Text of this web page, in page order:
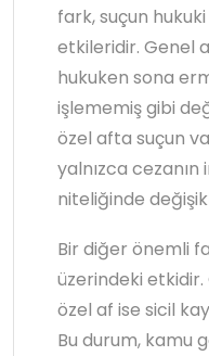
fark, suçun
etkileridir. Genel
hukuken sona
işlememiş gibi
özel afta suçun
yalnızca
niteliğinde
Bir diğer önemli
üzerindeki
özel af ise sicil
Bu durum, kamu